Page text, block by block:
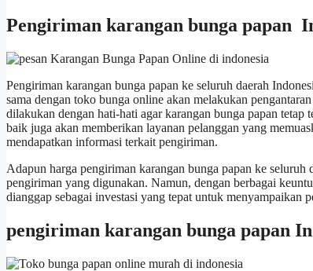
Pengiriman karangan bunga papan
Pengiriman karangan bunga papan ke seluruh daerah
sama dengan toko bunga online akan melakukan
dilakukan dengan hati-hati agar karangan bunga papan
baik juga akan memberikan layanan pelanggan yang
mendapatkan informasi terkait pengiriman.
Adapun harga pengiriman karangan bunga papan ke
pengiriman yang digunakan. Namun, dengan berbagai
dianggap sebagai investasi yang tepat untuk menyampaikan
pengiriman karangan bunga papan